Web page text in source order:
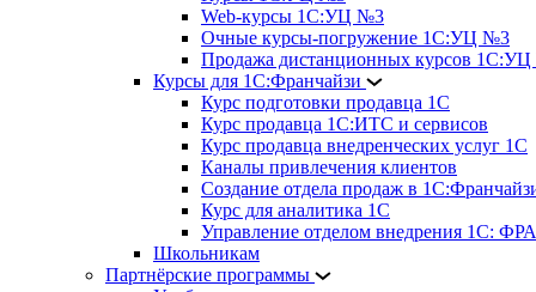
Web-курсы 1С:УЦ №3
Очные курсы-погружение 1С:УЦ №3
Продажа дистанционных курсов
Курсы для 1С:Франчайзи
Курс подготовки продавца 1С
Курс продавца 1С:ИТС и сервисов
Курс продавца внедренческих услуг 1С
Каналы привлечения клиентов
Создание отдела продаж в
Курс для аналитика 1С
Управление отделом внедрения 1С:
Школьникам
Партнёрские программы